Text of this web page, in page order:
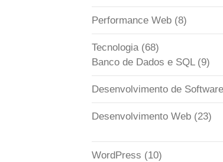
Performance Web (8)
Tecnologia(68)
Banco de Dados e SQL(9)
Desenvolvimento de Software
Desenvolvimento Web (23)
WordPress (10)